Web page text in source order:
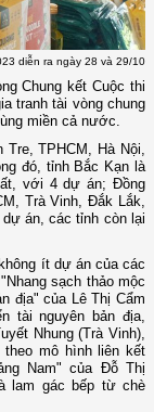
diễn ra ngày 28 và 29/10
Chung kết Cuộc thi
tranh tài vòng chung
miền cả nước.
TPHCM, Hà Nội,
đó, tỉnh Bắc Kạn là
với 4 dự án; Đồng
Trà Vinh, Đắk Lắk,
án, các tỉnh còn lại
ít dự án của các
sạch thảo mộc
địa" của Lê Thị Cẩm
tài nguyên bản địa,
Nhung (Trà Vinh),
mô hình liên kết
Nam" của Đỗ Thị
lam gác bếp từ chè